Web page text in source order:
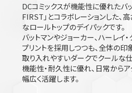
DCコミックスが機能性に優れたバ
FIRST」とコラボレーションした、
なロールトップのデイパックです。
バットマンやジョーカー、ハーレイ
プリントを採用しつつも、全体の
取り入れやすいダークでクールな仕
機能性・耐久性に優れ、日常から
幅広く活躍します。